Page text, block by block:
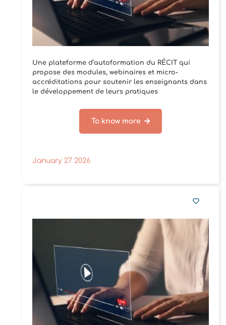
Une plateforme d’autoformation du RÉCIT qui
propose des modules, webinaires et micro-
accréditations pour soutenir les enseignants dans
le développement de leurs pratiques
To know more
January 27 2026